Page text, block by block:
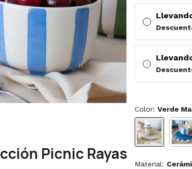
Picnic Rayas
Color: Verde
Material: